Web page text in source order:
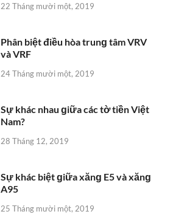
22 Tháng mười một, 2019
Phân biệt điều hòa trunɡ tâm VRV
và VRF
24 Tháng mười một, 2019
Sự khác nhau ɡiữa các tờ tiền Việt
Nam?
28 Tháng 12, 2019
Sự khác biệt ɡiữa xănɡ E5 và xănɡ
A95
25 Tháng mười một, 2019